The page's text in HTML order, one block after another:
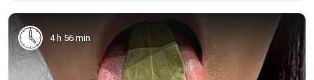
4 h 56 min